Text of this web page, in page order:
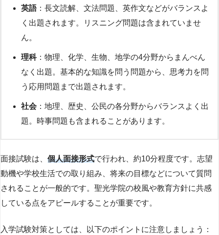
英語：長文読解、文法問題、英作文などがバランスよ
く出題されます。リスニング問題は含まれていませ
ん。
理科：物理、化学、生物、地学の4分野からまんべん
なく出題。基本的な知識を問う問題から、思考力を問
う応用問題まで出題されます。
社会 ：地理、歴史、公民の各分野からバランスよく出
題。時事問題も含まれることがあります。
面接試験は、 個人面接形式で行われ、約10分程度です。志望
動機や学校生活での取り組み、将来の目標などについて質問
されることが一般的です。聖光学院の校風や教育方針に共感
している点をアピールすることが重要です。
入学試験対策としては、以下のポイントに注意しましょう：